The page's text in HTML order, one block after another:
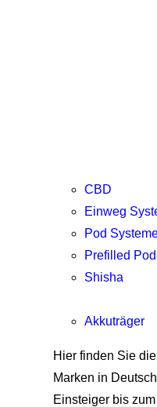
CBD
Einweg
Pod
Prefilled
Shisha
Akkuträger
Hier finden Sie
Marken in
Einsteiger bis